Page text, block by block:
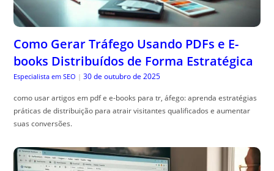
Como Gerar Tráfego Usando PDFs e E-
books Distribuídos de Forma Estratégica
Especialista em SEO | 30 de outubro de 2025
como usar artigos em pdf e e-books para tr, áfego: aprenda estratégias
práticas de distribuição para atrair visitantes qualificados e aumentar
suas conversões.